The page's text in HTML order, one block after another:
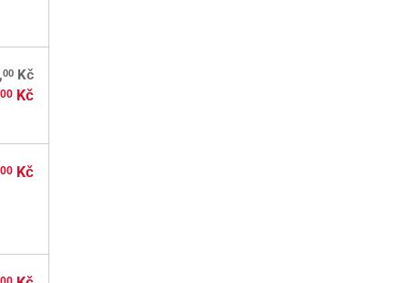
00 Kč
00 Kč
00 Kč